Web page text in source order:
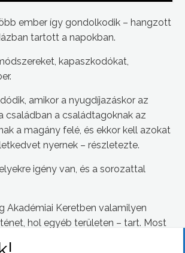
ember így gondolkodik – hangzott
tartott a napokban.
kapaszkodókat,
amikor a nyugdíjazáskor az
családban a családtagoknak az
a magány felé, és ekkor kell azokat
nyernek – részletezte.
igény van, és a sorozattal
Akadémiai Keretben valamilyen
hol egyéb területen – tart. Most
ismeretterjesztő sorozatot